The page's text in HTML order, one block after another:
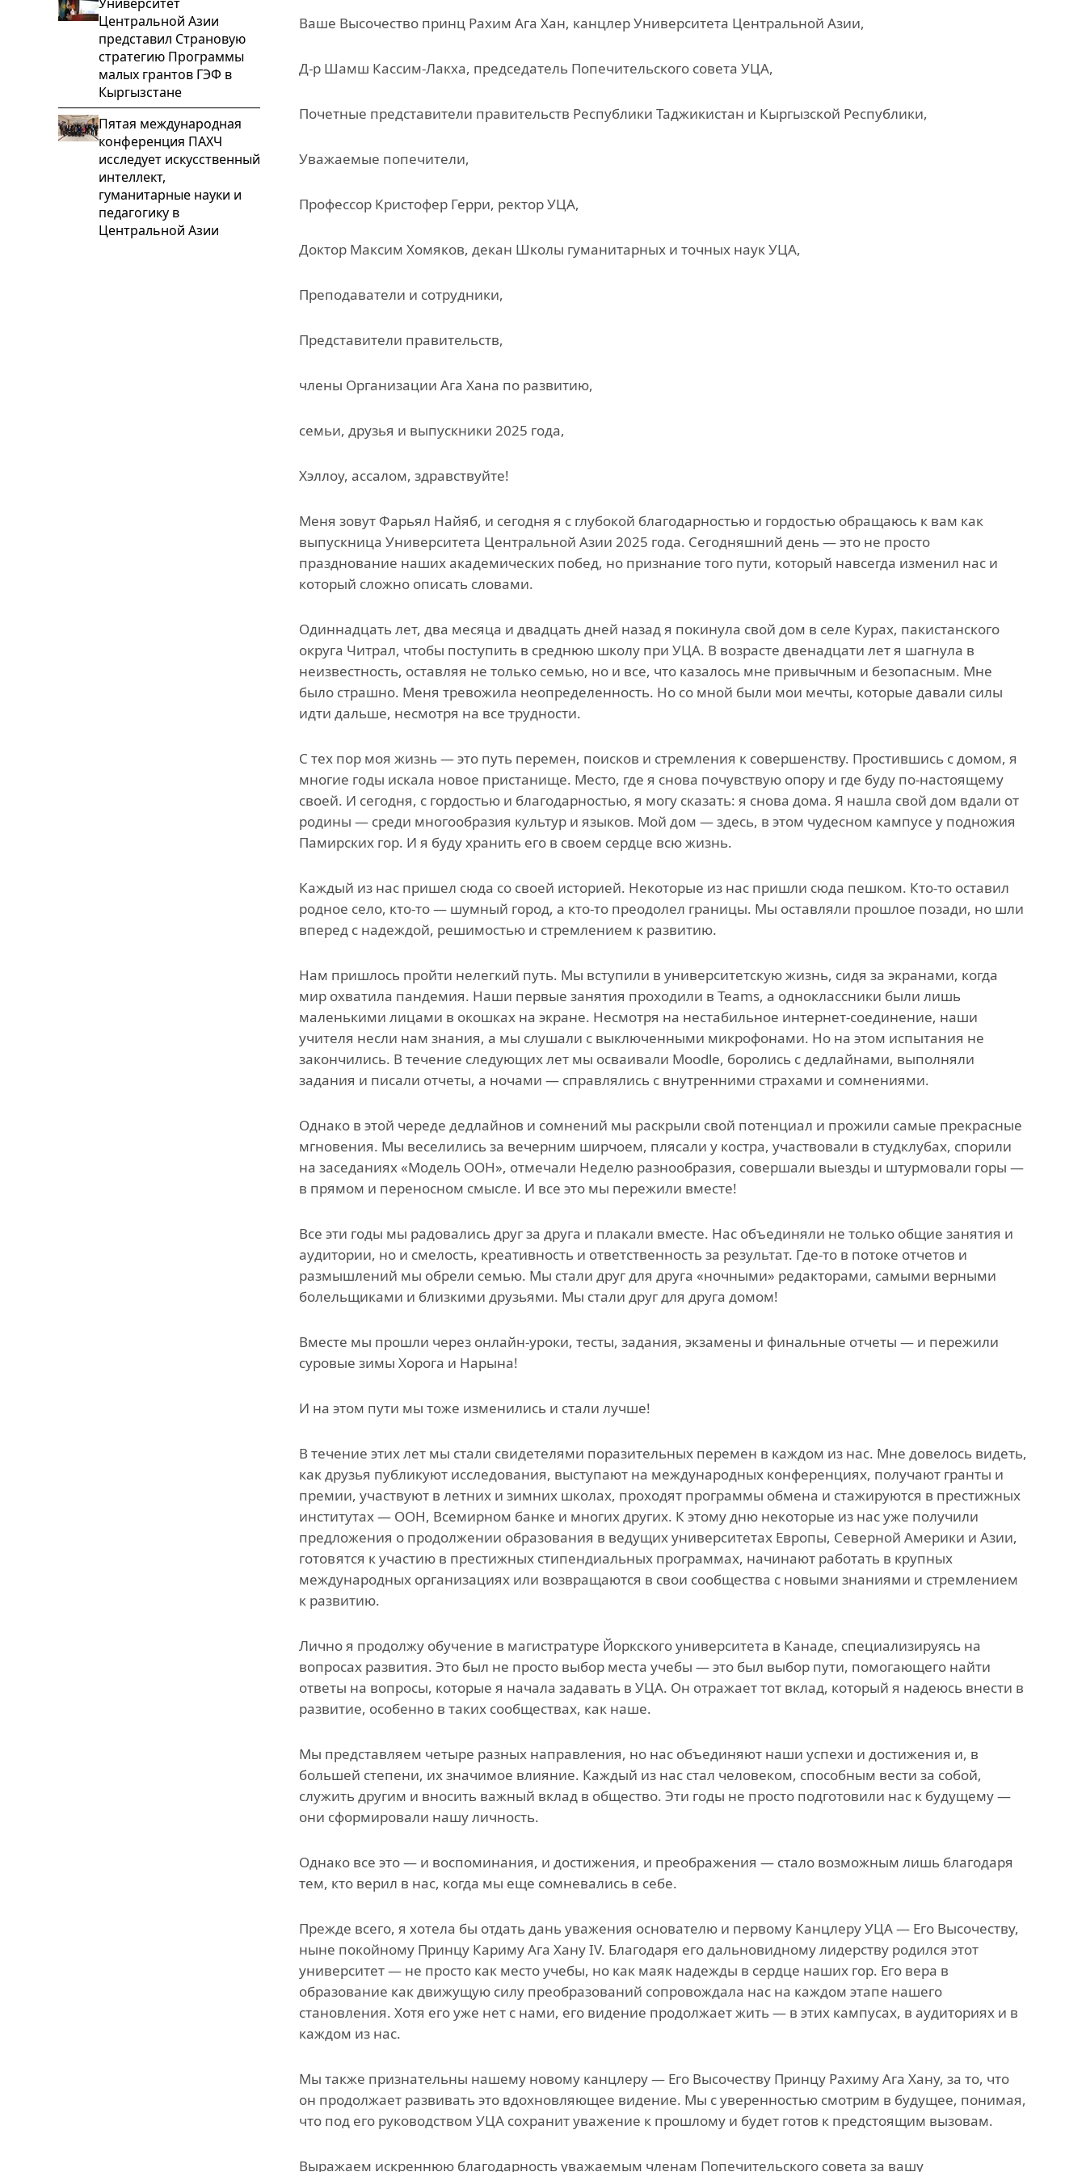
Центральной Азии
представил Страновую
стратегию Программы
малых грантов ГЭФ в
Кыргызстане
Пятая международная
конференция ПАХЧ
исследует искусственный
интеллект,
гуманитарные науки и
педагогику в
Центральной Азии
Ваше Высочество принц Рахим Ага Хан, канцлер Университета Центральной Азии,
Д-р Шамш Кассим-Лакха, председатель Попечительского совета УЦА,
Почетные представители правительств Республики Таджикистан и Кыргызской Республики,
Уважаемые попечители,
Профессор Кристофер Герри, ректор УЦА,
Доктор Максим Хомяков, декан Школы гуманитарных и точных наук УЦА,
Преподаватели и сотрудники,
Представители правительств,
члены Организации Ага Хана по развитию,
семьи, друзья и выпускники 2025 года,
Хэллоу, ассалом, здравствуйте!
Меня зовут Фарьял Найяб, и сегодня я с глубокой благодарностью и гордостью обращаюсь к вам как
выпускница Университета Центральной Азии 2025 года. Сегодняшний день — это не просто
празднование наших академических побед, но признание того пути, который навсегда изменил нас и
который сложно описать словами.
Одиннадцать лет, два месяца и двадцать дней назад я покинула свой дом в селе Курах, пакистанского
округа Читрал, чтобы поступить в среднюю школу при УЦА. В возрасте двенадцати лет я шагнула в
неизвестность, оставляя не только семью, но и все, что казалось мне привычным и безопасным. Мне
было страшно. Меня тревожила неопределенность. Но со мной были мои мечты, которые давали силы
идти дальше, несмотря на все трудности.
С тех пор моя жизнь — это путь перемен, поисков и стремления к совершенству. Простившись с домом, я
многие годы искала новое пристанище. Место, где я снова почувствую опору и где буду по-настоящему
своей. И сегодня, с гордостью и благодарностью, я могу сказать: я снова дома. Я нашла свой дом вдали от
родины — среди многообразия культур и языков. Мой дом — здесь, в этом чудесном кампусе у подножия
Памирских гор. И я буду хранить его в своем сердце всю жизнь.
Каждый из нас пришел сюда со своей историей. Некоторые из нас пришли сюда пешком. Кто-то оставил
родное село, кто-то — шумный город, а кто-то преодолел границы. Мы оставляли прошлое позади, но шли
вперед с надеждой, решимостью и стремлением к развитию.
Нам пришлось пройти нелегкий путь. Мы вступили в университетскую жизнь, сидя за экранами, когда
мир охватила пандемия. Наши первые занятия проходили в Teams, а одноклассники были лишь
маленькими лицами в окошках на экране. Несмотря на нестабильное интернет-соединение, наши
учителя несли нам знания, а мы слушали с выключенными микрофонами. Но на этом испытания не
закончились. В течение следующих лет мы осваивали Moodle, боролись с дедлайнами, выполняли
задания и писали отчеты, а ночами — справлялись с внутренними страхами и сомнениями.
Однако в этой череде дедлайнов и сомнений мы раскрыли свой потенциал и прожили самые прекрасные
мгновения. Мы веселились за вечерним ширчоем, плясали у костра, участвовали в студклубах, спорили
на заседаниях «Модель ООН», отмечали Неделю разнообразия, совершали выезды и штурмовали горы —
в прямом и переносном смысле. И все это мы пережили вместе!
Все эти годы мы радовались друг за друга и плакали вместе. Нас объединяли не только общие занятия и
аудитории, но и смелость, креативность и ответственность за результат. Где-то в потоке отчетов и
размышлений мы обрели семью. Мы стали друг для друга «ночными» редакторами, самыми верными
болельщиками и близкими друзьями. Мы стали друг для друга домом!
Вместе мы прошли через онлайн-уроки, тесты, задания, экзамены и финальные отчеты — и пережили
суровые зимы Хорога и Нарына!
И на этом пути мы тоже изменились и стали лучше!
В течение этих лет мы стали свидетелями поразительных перемен в каждом из нас. Мне довелось видеть,
как друзья публикуют исследования, выступают на международных конференциях, получают гранты и
премии, участвуют в летних и зимних школах, проходят программы обмена и стажируются в престижных
институтах — ООН, Всемирном банке и многих других. К этому дню некоторые из нас уже получили
предложения о продолжении образования в ведущих университетах Европы, Северной Америки и Азии,
готовятся к участию в престижных стипендиальных программах, начинают работать в крупных
международных организациях или возвращаются в свои сообщества с новыми знаниями и стремлением
к развитию.
Лично я продолжу обучение в магистратуре Йоркского университета в Канаде, специализируясь на
вопросах развития. Это был не просто выбор места учебы — это был выбор пути, помогающего найти
ответы на вопросы, которые я начала задавать в УЦА. Он отражает тот вклад, который я надеюсь внести в
развитие, особенно в таких сообществах, как наше.
Мы представляем четыре разных направления, но нас объединяют наши успехи и достижения и, в
большей степени, их значимое влияние. Каждый из нас стал человеком, способным вести за собой,
служить другим и вносить важный вклад в общество. Эти годы не просто подготовили нас к будущему —
они сформировали нашу личность.
Однако все это — и воспоминания, и достижения, и преображения — стало возможным лишь благодаря
тем, кто верил в нас, когда мы еще сомневались в себе.
Прежде всего, я хотела бы отдать дань уважения основателю и первому Канцлеру УЦА — Его Высочеству,
ныне покойному Принцу Кариму Ага Хану IV. Благодаря его дальновидному лидерству родился этот
университет — не просто как место учебы, но как маяк надежды в сердце наших гор. Его вера в
образование как движущую силу преобразований сопровождала нас на каждом этапе нашего
становления. Хотя его уже нет с нами, его видение продолжает жить — в этих кампусах, в аудиториях и в
каждом из нас.
Мы также признательны нашему новому канцлеру — Его Высочеству Принцу Рахиму Ага Хану, за то, что
он продолжает развивать это вдохновляющее видение. Мы с уверенностью смотрим в будущее, понимая,
что под его руководством УЦА сохранит уважение к прошлому и будет готов к предстоящим вызовам.
Выражаем искреннюю благодарность уважаемым членам Попечительского совета за вашу